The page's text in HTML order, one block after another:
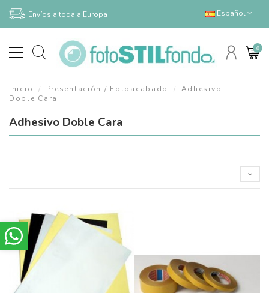
Envíos a toda a Europa Español
0
Inicio Presentación / Fotoacabado
Adhesivo
Doble Cara
Adhesivo Doble Cara